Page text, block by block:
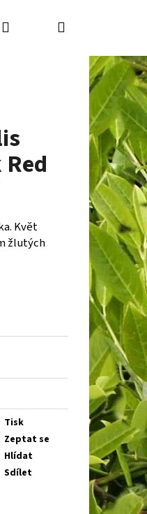
nakupovat
PřihlášeníNákupní
košík
Květ
žlutých
Tisk
Zeptat se
Hlídat
Sdílet